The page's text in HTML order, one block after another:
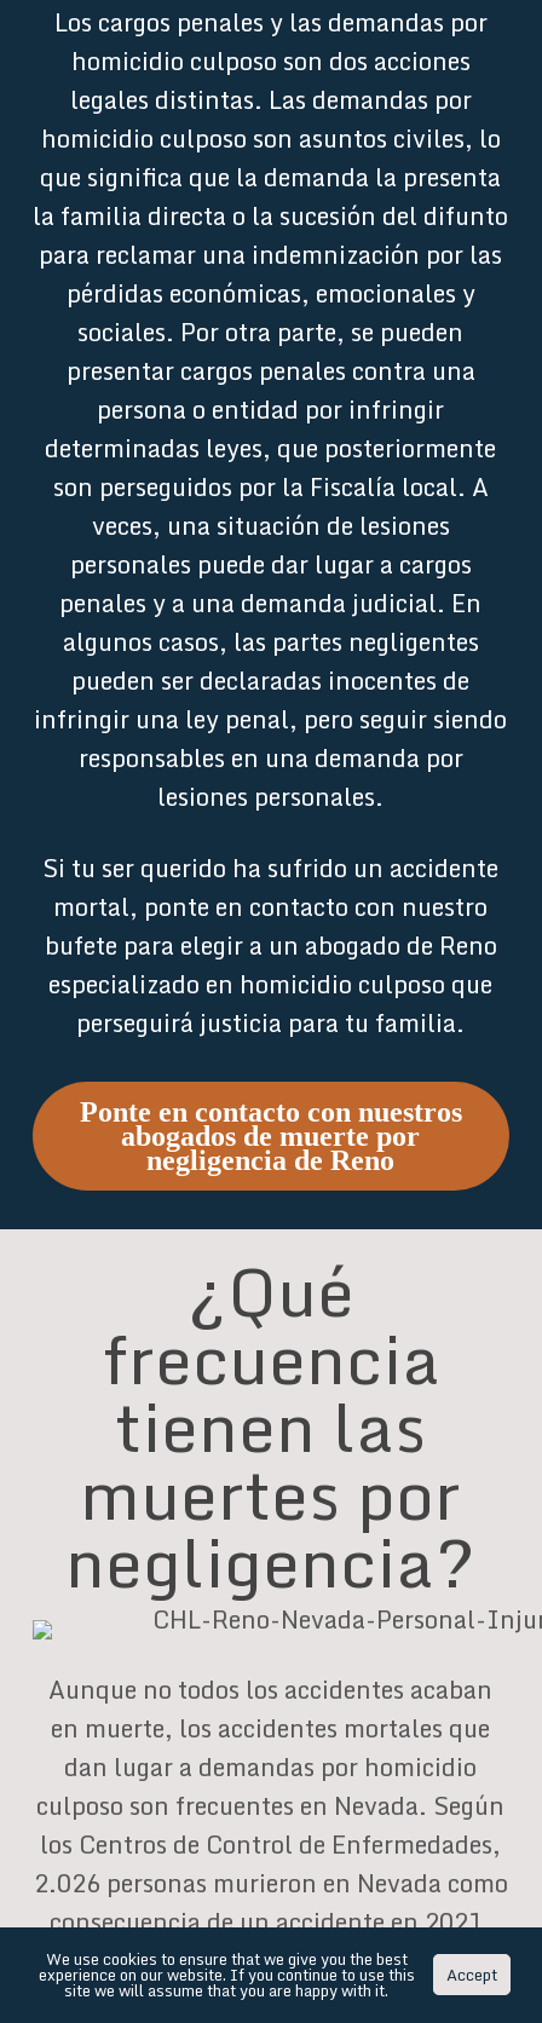
Los cargos penales y las demandas por
homicidio culposo son dos acciones
legales distintas. Las demandas por
homicidio culposo son asuntos civiles, lo
que significa que la demanda la presenta
la familia directa o la sucesión del difunto
para reclamar una indemnización por las
pérdidas económicas, emocionales y
sociales. Por otra parte, se pueden
presentar cargos penales contra una
persona o entidad por infringir
determinadas leyes, que posteriormente
son perseguidos por la Fiscalía local. A
veces, una situación de lesiones
personales puede dar lugar a cargos
penales y a una demanda judicial. En
algunos casos, las partes negligentes
pueden ser declaradas inocentes de
infringir una ley penal, pero seguir siendo
responsables en una demanda por
lesiones personales.
Si tu ser querido ha sufrido un accidente
mortal, ponte en contacto con nuestro
bufete para elegir a un abogado de Reno
especializado en homicidio culposo que
perseguirá justicia para tu familia.
Ponte en contacto con nuestros
abogados de muerte por
negligencia de Reno
¿Qué
frecuencia
tienen las
muertes por
negligencia?
Aunque no todos los accidentes acaban
en muerte, los accidentes mortales que
dan lugar a demandas por homicidio
culposo son frecuentes en Nevada. Según
los Centros de Control de Enfermedades,
2.026 personas murieron en Nevada como
consecuencia de un accidente en 2021.
De estas muertes accidentales,
aproximadamente una de cada cinco
We use cookies to ensure that we give you the best
experience on our website. If you continue to use this
site we will assume that you are happy with it.
Accept